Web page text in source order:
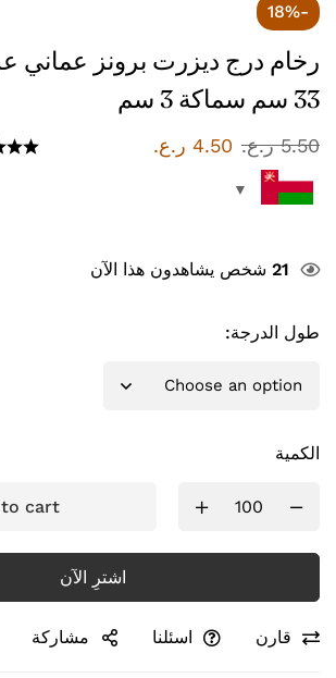
-18%
رخام درج ديزرت برونز
33 سم سماكة 3 سم
5.50 ر.ع. 4.50 ر.ع.
21 شخص يشاهدون هذا الآن
طول الدرجة:
الكمية
cart
اشترِ الآن
قارن اسئلنا مشاركة